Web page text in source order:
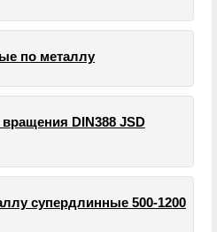
по металлу
DIN388 JSD
супердлинные 500-1200